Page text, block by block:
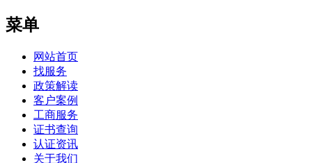
菜单
网站首页
找服务
政策解读
客户案例
工商服务
证书查询
认证资讯
关于我们